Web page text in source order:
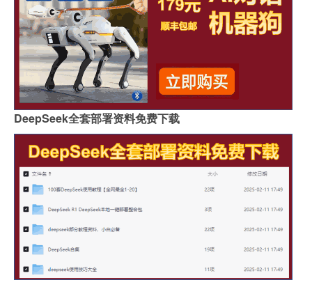
DeepSeek全套部署资料免费下载